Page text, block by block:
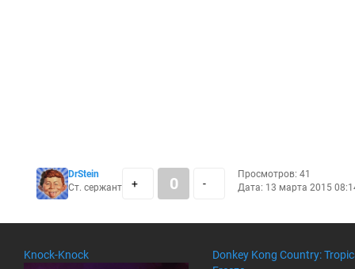
DrStein
Ст. сержант
+ 0 -
Просмотров: 41
Дата: 13 марта 2015
Knock-Knock
Donkey Kong Country: